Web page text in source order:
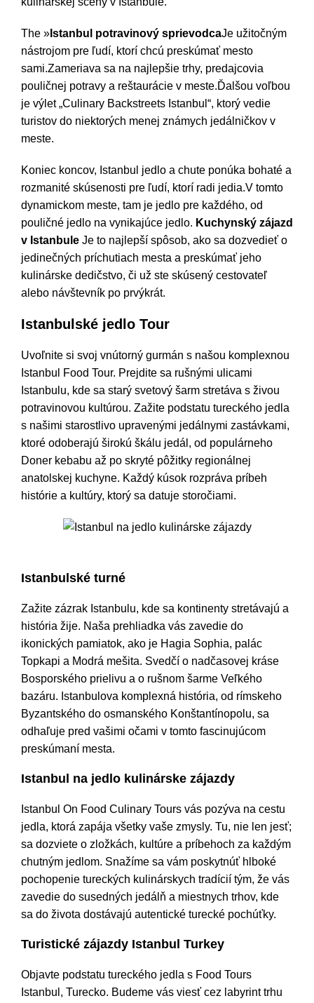
The » Istanbul potravinový sprievodcaJe užitočným
nástrojom pre ľudí, ktorí chcú preskúmať mesto
sami.Zameriava sa na najlepšie trhy, predajcovia
pouličnej potravy a reštaurácie v meste.Ďalšou voľbou
je výlet „Culinary Backstreets Istanbul“, ktorý vedie
turistov do niektorých menej známych jedálničkov v
meste.
Koniec koncov, Istanbul jedlo a chute ponúka bohaté a
rozmanité skúsenosti pre ľudí, ktorí radi jedia.V tomto
dynamickom meste, tam je jedlo pre každého, od
pouličné jedlo na vynikajúce jedlo. Kuchynský zájazd
v Istanbule Je to najlepší spôsob, ako sa dozvedieť o
jedinečných príchutiach mesta a preskúmať jeho
kulinárske dedičstvo, či už ste skúsený cestovateľ
alebo návštevník po prvýkrát.
Istanbulské jedlo Tour
Uvoľnite si svoj vnútorný gurmán s našou komplexnou
Istanbul Food Tour. Prejdite sa rušnými ulicami
Istanbulu, kde sa starý svetový šarm stretáva s živou
potravinovou kultúrou. Zažite podstatu tureckého jedla
s našimi starostlivo upravenými jedálnymi zastávkami,
ktoré odoberajú širokú škálu jedál, od populárneho
Doner kebabu až po skryté pôžitky regionálnej
anatolskej kuchyne. Každý kúsok rozpráva príbeh
histórie a kultúry, ktorý sa datuje storočiami.
Istanbulské turné
Zažite zázrak Istanbulu, kde sa kontinenty stretávajú a
história žije. Naša prehliadka vás zavedie do
ikonických pamiatok, ako je Hagia Sophia, palác
Topkapi a Modrá mešita. Svedčí o nadčasovej kráse
Bosporského prielivu a o rušnom šarme Veľkého
bazáru. Istanbulova komplexná história, od rímskeho
Byzantského do osmanského Konštantínopolu, sa
odhaľuje pred vašimi očami v tomto fascinujúcom
preskúmaní mesta.
Istanbul na jedlo kulinárske zájazdy
Istanbul On Food Culinary Tours vás pozýva na cestu
jedla, ktorá zapája všetky vaše zmysly. Tu, nie len jesť;
sa dozviete o zložkách, kultúre a príbehoch za každým
chutným jedlom. Snažíme sa vám poskytnúť hlboké
pochopenie tureckých kulinárskych tradícií tým, že vás
zavedie do susedných jedálň a miestnych trhov, kde
sa do života dostávajú autentické turecké pochúťky.
Turistické zájazdy Istanbul Turkey
Objavte podstatu tureckého jedla s Food Tours
Istanbul, Turecko. Budeme vás viesť cez labyrint trhu